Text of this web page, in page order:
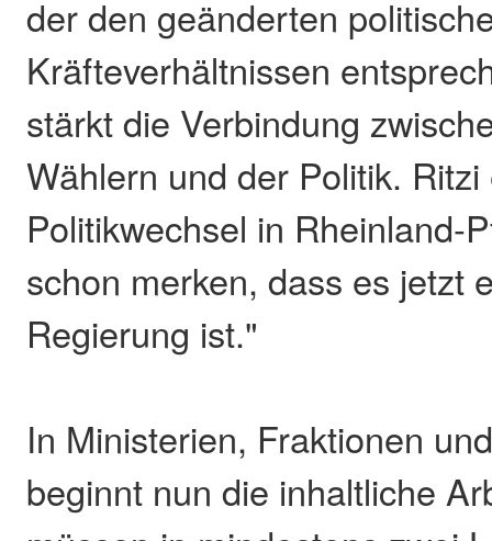
der den geänderten
Kräfteverhältnissen
stärkt die Verbindung
Wählern und der Politik.
Politikwechsel in Rheinland-
schon merken, dass es jetzt
Regierung ist."
In Ministerien, Fraktionen
beginnt nun die inhaltliche